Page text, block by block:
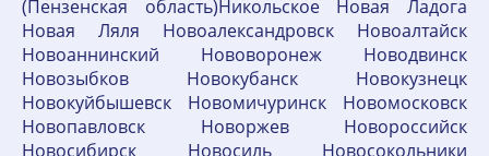
(Пензенская область)Никольское Новая Ладога
Новая Ляля Новоалександровск Новоалтайск
Новоаннинский Нововоронеж Новодвинск
Новозыбков Новокубанск Новокузнецк
Новокуйбышевск Новомичуринск Новомосковск
Новопавловск Новоржев Новороссийск
Новосибирск Новосиль Новосокольники